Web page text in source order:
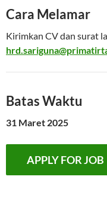
Cara Melamar
Kirimkan CV dan surat
Batas Waktu
31 Maret 2025